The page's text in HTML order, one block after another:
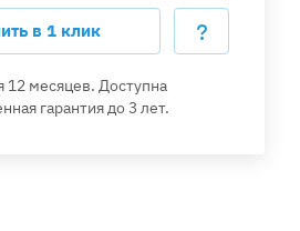
в 1 клик
12 месяцев. Доступна
гарантия до 3 лет.